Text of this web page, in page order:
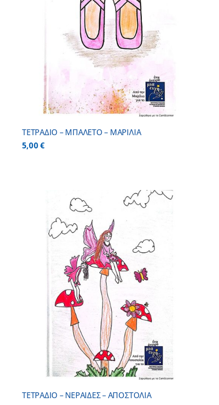
ΤΕΤΡΑΔΙΟ – ΜΠΑΛΕΤΟ – ΜΑΡΙΛΙΑ
5,00€
ΤΕΤΡΑΔΙΟ – ΝΕΡΑΙΔΕΣ – ΑΠΟΣΤΟΛΙΑ